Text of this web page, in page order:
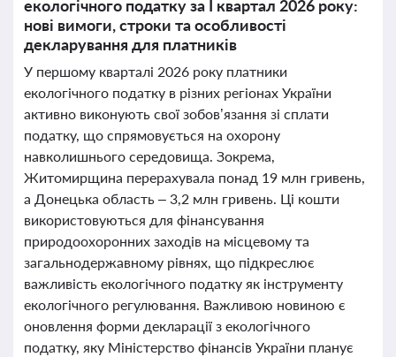
екологічного податку за І квартал 2026 року:
нові вимоги, строки та особливості
декларування для платників
У першому кварталі 2026 року платники
екологічного податку в різних регіонах України
активно виконують свої зобов’язання зі сплати
податку, що спрямовується на охорону
навколишнього середовища. Зокрема,
Житомирщина перерахувала понад 19 млн гривень,
а Донецька область – 3,2 млн гривень. Ці кошти
використовуються для фінансування
природоохоронних заходів на місцевому та
загальнодержавному рівнях, що підкреслює
важливість екологічного податку як інструменту
екологічного регулювання. Важливою новиною є
оновлення форми декларації з екологічного
податку, яку Міністерство фінансів України планує